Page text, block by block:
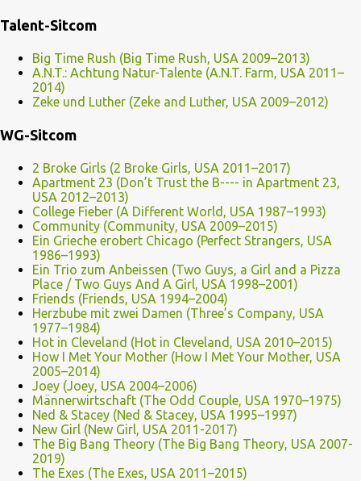
Talent-Sitcom
Big Time Rush (Big Time Rush, USA 2009–2013)
A.N.T.: Achtung Natur-Talente (A.N.T. Farm, USA 2011–
2014)
Zeke und Luther (Zeke and Luther, USA 2009–2012)
WG-Sitcom
2 Broke Girls (2 Broke Girls, USA 2011–2017)
Apartment 23 (Don’t Trust the B---- in Apartment 23,
USA 2012–2013)
College Fieber (A Different World, USA 1987–1993)
Community (Community, USA 2009–2015)
Ein Grieche erobert Chicago (Perfect Strangers, USA
1986–1993)
Ein Trio zum Anbeissen (Two Guys, a Girl and a Pizza
Place / Two Guys And A Girl, USA 1998–2001)
Friends (Friends, USA 1994–2004)
Herzbube mit zwei Damen (Three’s Company, USA
1977–1984)
Hot in Cleveland (Hot in Cleveland, USA 2010–2015)
How I Met Your Mother (How I Met Your Mother, USA
2005–2014)
Joey (Joey, USA 2004–2006)
Männerwirtschaft (The Odd Couple, USA 1970–1975)
Ned & Stacey (Ned & Stacey, USA 1995–1997)
New Girl (New Girl, USA 2011-2017)
The Big Bang Theory (The Big Bang Theory, USA 2007-
2019)
The Exes (The Exes, USA 2011–2015)